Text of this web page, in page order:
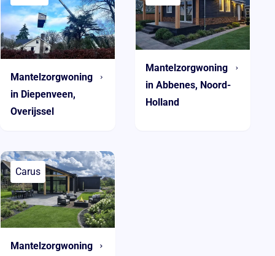
Mantelzorgwoning
in Diepenveen,
Overijssel
Mantelzorgwoning
in Abbenes, Noord-
Holland
Carus
Mantelzorgwoning